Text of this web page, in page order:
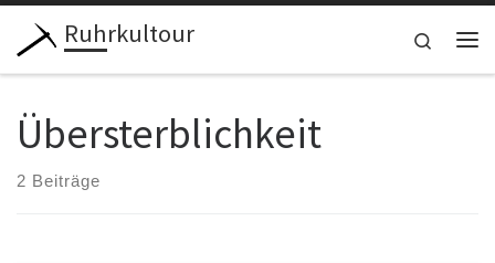
Zum Inhalt springen
Ruhrkultour
Search
Übersterblichkeit
2 Beiträge